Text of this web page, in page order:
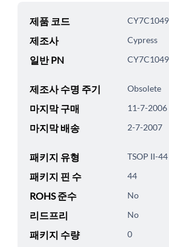
제품 코드
제조사 Cypress
일반 PN CY7C1049
제조사 수명 주기 Obsolete
마지막 구매 11-7-2006
마지막 배송 2-7-2007
패키지 유형 TSOP II-44
패키지 핀 수 44
ROHS 준수 No
리드프리 No
패키지 수량 0